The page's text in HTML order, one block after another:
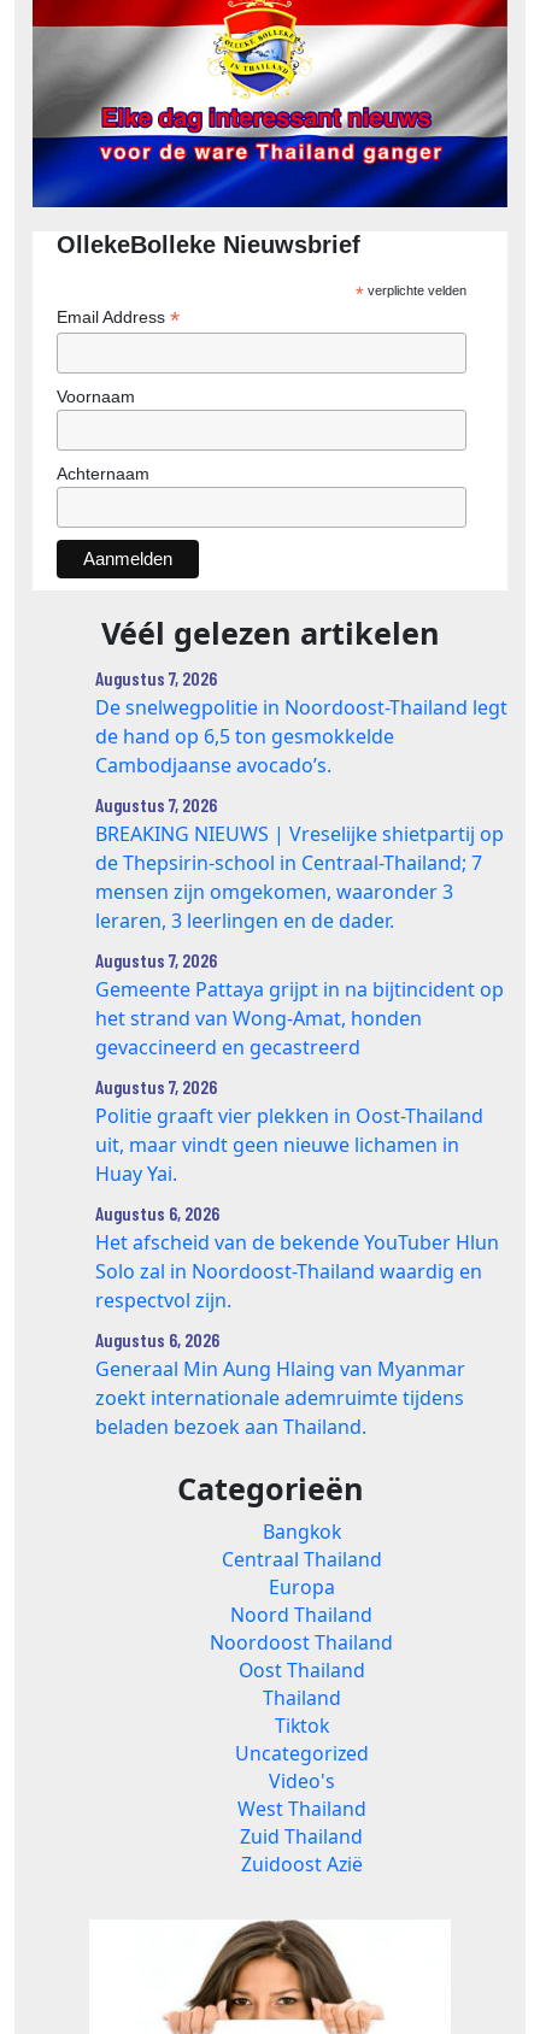
OllekeBolleke Nieuwsbrief
*verplichte velden
Email Address *
Voornaam
Achternaam
Véél gelezen artikelen
Augustus 7, 2026
De snelwegpolitie in Noordoost-Thailand legt
de hand op 6,5 ton gesmokkelde
Cambodjaanse avocado’s.
Augustus 7, 2026
BREAKING NIEUWS | Vreselijke shietpartij op
de Thepsirin-school in Centraal-Thailand; 7
mensen zijn omgekomen, waaronder 3
leraren, 3 leerlingen en de dader.
Augustus 7, 2026
Gemeente Pattaya grijpt in na bijtincident op
het strand van Wong‑Amat, honden
gevaccineerd en gecastreerd
Augustus 7, 2026
Politie graaft vier plekken in Oost-Thailand
uit, maar vindt geen nieuwe lichamen in
Huay Yai.
Augustus 6, 2026
Het afscheid van de bekende YouTuber Hlun
Solo zal in Noordoost-Thailand waardig en
respectvol zijn.
Augustus 6, 2026
Generaal Min Aung Hlaing van Myanmar
zoekt internationale ademruimte tijdens
beladen bezoek aan Thailand.
Categorieën
Bangkok
Centraal Thailand
Europa
Noord Thailand
Noordoost Thailand
Oost Thailand
Thailand
Tiktok
Uncategorized
Video's
West Thailand
Zuid Thailand
Zuidoost Azië